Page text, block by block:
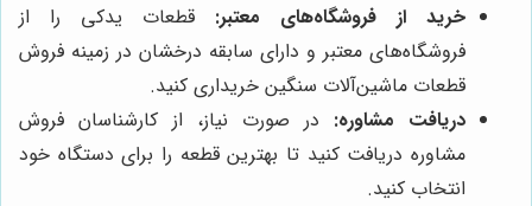
خرید از فروشگاه‌های معتبر: قطعات یدکی را از
فروشگاه‌های معتبر و دارای سابقه درخشان در زمینه فروش
قطعات ماشین‌آلات سنگین خریداری کنید.
دریافت مشاوره: در صورت نیاز، از کارشناسان فروش
مشاوره دریافت کنید تا بهترین قطعه را برای دستگاه خود
انتخاب کنید.